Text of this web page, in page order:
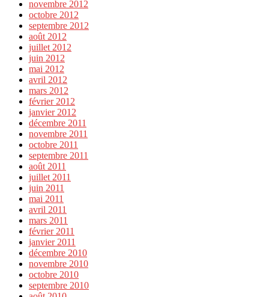
novembre 2012
octobre 2012
septembre 2012
août 2012
juillet 2012
juin 2012
mai 2012
avril 2012
mars 2012
février 2012
janvier 2012
décembre 2011
novembre 2011
octobre 2011
septembre 2011
août 2011
juillet 2011
juin 2011
mai 2011
avril 2011
mars 2011
février 2011
janvier 2011
décembre 2010
novembre 2010
octobre 2010
septembre 2010